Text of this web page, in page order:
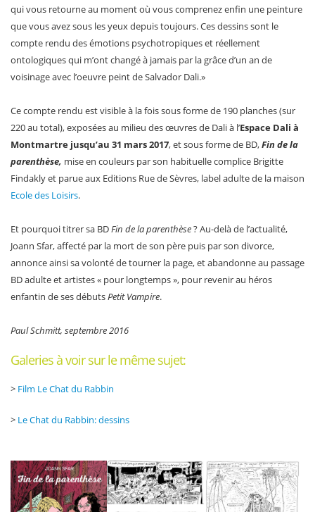
qui vous retourne au moment où vous comprenez enfin une peinture
que vous avez sous les yeux depuis toujours. Ces dessins sont le
compte rendu des émotions psychotropiques et réellement
ontologiques qui m’ont changé à jamais par la grâce d’un an de
voisinage avec l’oeuvre peint de Salvador Dali.»
Ce compte rendu est visible à la fois sous forme de 190 planches (sur
220 au total), exposées au milieu des œuvres de Dali à l’Espace Dali à
Montmartre jusqu’au 31 mars 2017, et sous forme de BD,Fin de la
parenthèse, mise en couleurs par son habituelle complice Brigitte
Findakly et parue aux Editions Rue de Sèvres, label adulte de la maison
Ecole des Loisirs.
Et pourquoi titrer sa BDFin de la parenthèse? Au-delà de l’actualité,
Joann Sfar, affecté par la mort de son père puis par son divorce,
annonce ainsi sa volonté de tourner la page, et abandonne au passage
BD adulte et artistes « pour longtemps », pour revenir au héros
enfantin de ses débutsPetit Vampire.
Paul Schmitt, septembre 2016
Galeries à voir sur le même sujet:
> Film Le Chat du Rabbin
> Le Chat du Rabbin: dessins